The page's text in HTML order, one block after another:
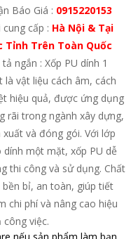
Báo Giá : 0915220153
cung cấp : Hà Nội & Tại
Tỉnh Trên Toàn Quốc
ngắn : Xốp PU dính 1
là vật liệu cách âm, cách
hiệu quả, được ứng dụng
rãi trong ngành xây dựng,
xuất và đóng gói. Với lớp
dính một mặt, xốp PU dễ
thi công và sử dụng. Chất
bền bỉ, an toàn, giúp tiết
chi phí và nâng cao hiệu
công việc.
nếu sản phẩm làm bạn